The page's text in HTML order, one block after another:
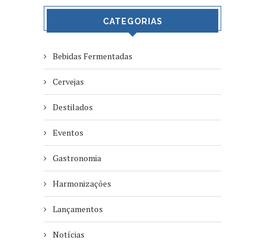
CATEGORIAS
Bebidas Fermentadas
Cervejas
Destilados
Eventos
Gastronomia
Harmonizações
Lançamentos
Notícias